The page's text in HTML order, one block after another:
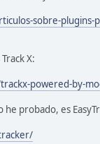
sobre-plugins-
X:
powered-by-
probado, es